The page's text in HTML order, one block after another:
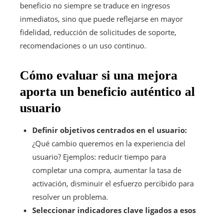
beneficio no siempre se traduce en ingresos
inmediatos, sino que puede reflejarse en mayor
fidelidad, reducción de solicitudes de soporte,
recomendaciones o un uso continuo.
Cómo evaluar si una mejora
aporta un beneficio auténtico al
usuario
Definir objetivos centrados en el usuario:
¿Qué cambio queremos en la experiencia del
usuario? Ejemplos: reducir tiempo para
completar una compra, aumentar la tasa de
activación, disminuir el esfuerzo percibido para
resolver un problema.
Seleccionar indicadores clave ligados a esos